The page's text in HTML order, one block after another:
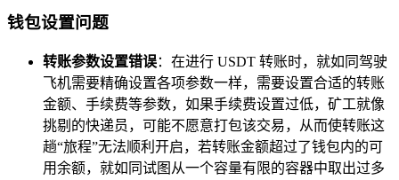
钱包设置问题
转账参数设置错误：在进行 USDT 转账时，就如同驾驶
飞机需要精确设置各项参数一样，需要设置合适的转账
金额、手续费等参数，如果手续费设置过低，矿工就像
挑剔的快递员，可能不愿意打包该交易，从而使转账这
趟“旅程”无法顺利开启，若转账金额超过了钱包内的可
用余额，就如同试图从一个容量有限的容器中取出过多